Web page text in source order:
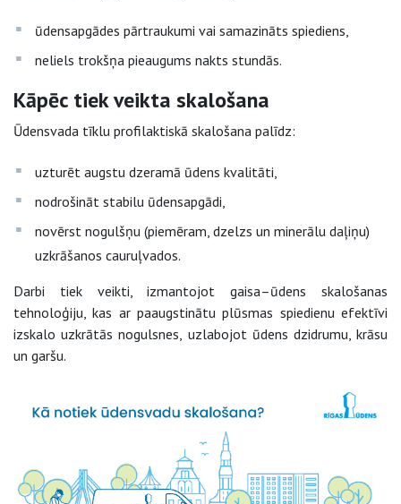
ūdensapgādes pārtraukumi vai samazināts spiediens,
neliels trokšņa pieaugums nakts stundās.
Kāpēc tiek veikta skalošana
Ūdensvada tīklu profilaktiskā skalošana palīdz:
uzturēt augstu dzeramā ūdens kvalitāti,
nodrošināt stabilu ūdensapgādi,
novērst nogulšņu (piemēram, dzelzs un minerālu daļiņu)
uzkrāšanos cauruļvados.
Darbi tiek veikti, izmantojot gaisa–ūdens skalošanas
tehnoloģiju, kas ar paaugstinātu plūsmas spiedienu efektīvi
izskalo uzkrātās nogulsnes, uzlabojot ūdens dzidrumu, krāsu
un garšu.